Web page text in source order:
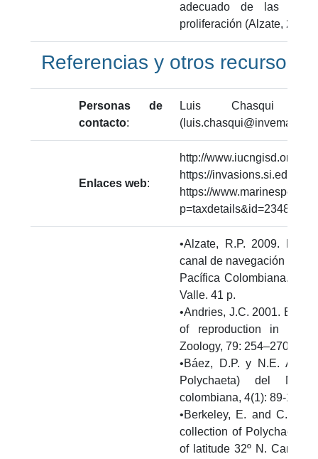
adecuado de las
proliferación (Alzate, 2009;
Referencias y otros recursos
Personas de
contacto:
Luis Chasqui -
Enlaces web:
http://www.iucngisd.org/
https://invasions.si.edu/
https://
p=taxdetails&id=234850
•Alzate, R.P. 2009.
canal de navegación de la
Pacífica Colombiana.
Valle. 41 p.
•Andries, J.C. 2001.
of reproduction in
Zoology, 79: 254–270.
•Báez, D.P. y N.E.
Polychaeta) del Mar
colombiana, 4(1): 89-109.
•Berkeley, E. and C.
collection of Polychaeta
of latitude 32º N.